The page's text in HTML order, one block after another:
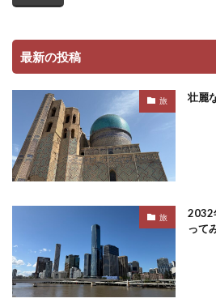
最新の投稿
旅 壮麗
旅
2032
って